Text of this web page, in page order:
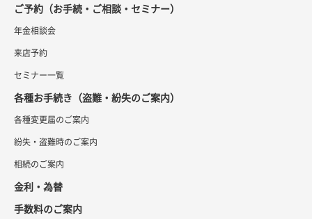
ご予約（お手続・ご相談・セミナー）
年金相談会
来店予約
セミナー一覧
各種お手続き（盗難・紛失のご案内）
各種変更届のご案内
紛失・盗難時のご案内
相続のご案内
金利・為替
手数料のご案内